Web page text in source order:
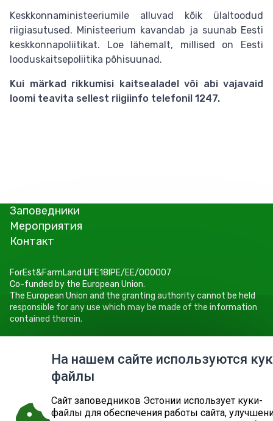
Keskkonnaministeeriumile alluvad kõik ülaltoodud
riigiasutused. Ministeerium kavandab ja suunab Eesti
keskkonnapoliitikat. Loe lähemalt, millised on Eesti
looduskaitsepoliitika põhisuunad.
Kui märkad rikkumisi kaitsealadel või abi vajavaid
loomi teavita sellest riigiinfo telefonil 1247.
Заповедники
Мероприятия
Контакт
ForEst&FarmLand LIFE18IPE/EE/000007
Co-funded by the European Union.
The European Union and the granting authority cannot be held
responsible for any use which may be made of the information
contained therein.
Roheline 64, 80010 Pärnu
Tel +372 662 5999
E-post: info@keskkonnaamet.ee
На нашем сайте используются
файлы
Cайт заповедников Эстонии использует куки-
файлы для обеспечения работы сайта,